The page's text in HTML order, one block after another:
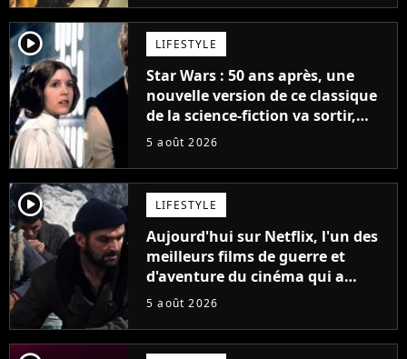
player2 LIFESTYLE
Star Wars : 50 ans après, une
nouvelle version de ce classique
de la science-fiction va sortir,
mais on ne la verra jamais en
5 août 2026
player2 LIFESTYLE
Aujourd'hui sur Netflix, l'un des
meilleurs films de guerre et
d'aventure du cinéma qui a
connu un succès retentissant à
5 août 2026